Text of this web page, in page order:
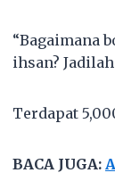
“Bagaimana
ihsan?
Terdapat
BACA JUGA: